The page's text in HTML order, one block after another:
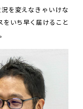
を変えなきゃいけな
をいち早く届けること